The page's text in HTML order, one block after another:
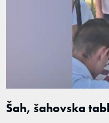
Šah, šahovska